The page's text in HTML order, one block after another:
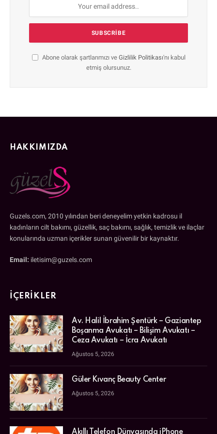
Abone olarak şartlarımızı ve Gizlilik Politikası'nı kabul
etmiş olursunuz.
HAKKIMIZDA
Guzels.com, 2010 yılından beri deneyelim yetkin kadrosu il
kadınların cilt bakımı, güzellik, saç bakımı, sağlık, temizlik ve ilaçlar
konularında uzman içerikler sunan güvenilir bir kaynaktır.
Email: iletisim@guzels.com
İÇERIKLER
Av. Halil İbrahim Şentürk – Gaziantep
Boşanma Avukatı – Bilişim Avukatı –
Ceza Avukatı – İcra Avukatı
Ağustos 5, 2026
Güler Kıvanç Beauty Center
Ağustos 5, 2026
Akıllı Telefon Dünyasında iPhone